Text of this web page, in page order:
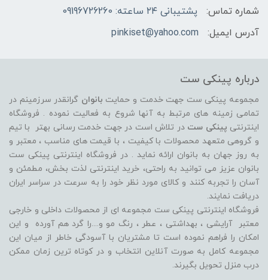
شماره تماس:
پشتیبانی ۲۴ ساعته: 09196726260
آدرس ایمیل:
pinkiset@yahoo.com
درباره پینکی ست
مجموعه پینکی ست جهت خدمت و حمایت بانوان گرانقدر سرزمینم در
تمامی زمینه های مرتبط به آنها شروع به فعالیت نموده . فروشگاه
اینترنتی پینکی ست در تلاش است در جهت خدمت رسانی بهتر با تیم
و گروهی متعهد محصولات با کیفیت ، با قیمت های مناسب ، معتبر و
به روز جهان به بانوان ارائه نماید . در فروشگاه اینترنتی پینکی ست
بانوان عزیز می توانيد به راحتی، خرید اینترنتی لذت بخش، مطمئن و
آسان را تجربه کنند و کالای مورد نظر خود را به سرعت در سراسر ایران
دریافت نمایند.
فروشگاه اینترنتی پینکی ست مجموعه ای از محصولات داخلی و خارجی
معتبر آرایشی ، بهداشتی ، عطر ، رنگ مو و....را گرد هم آورده و اين
امکان را فراهم نموده است تا مشتريان با آسودگی خاطر از ميان اين
مجموعه کامل به صورت آنلاين انتخاب و در کوتاه ترين زمان ممکن
درب منزل تحویل بگیرند.